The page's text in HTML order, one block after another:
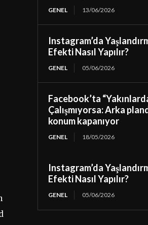
GENEL 13/06/2026
Instagram’da
Efekti Nasıl Yapılır?
GENEL 05/06/2026
Facebook’ta
Çalışmıyorsa: Arka
konum kapanıyor
GENEL 18/05/2026
Instagram’da
Efekti Nasıl Yapılır?
GENEL 05/06/2026